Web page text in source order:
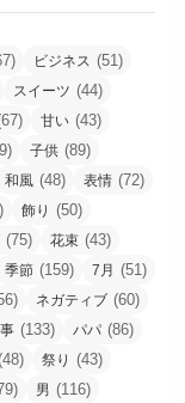
ビジネス (51)
スイーツ (44)
甘い (43)
子供 (89)
和風 (48) 表情 (72)
飾り (50)
(75) 花束 (43)
季節 (159) 7月 (51)
ネガティブ (60)
(133) パパ (86)
祭り (43)
男 (116)